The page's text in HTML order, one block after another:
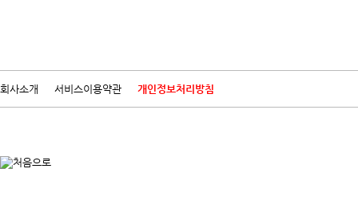
회사소개 서비스이용약관 개인정보처리방침